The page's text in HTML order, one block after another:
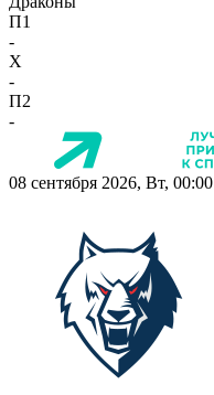
П1
-
X
-
П2
-
08 сентября 2026, Вт, 00:00